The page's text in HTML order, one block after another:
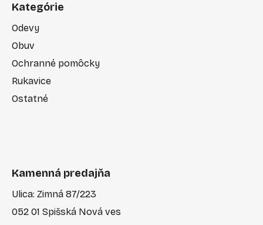
Kategórie
Odevy
Obuv
Ochranné pomôcky
Rukavice
Ostatné
Kamenná predajňa
Ulica: Zimná 87/223
052 01 Spišská Nová ves